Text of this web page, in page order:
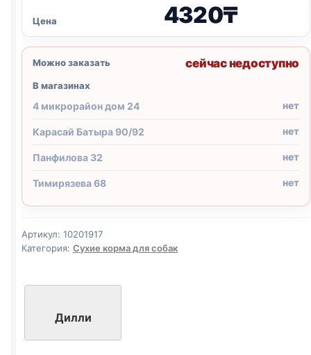
Цена 4320₸
Можно заказать сейчас недоступно
В магазинах
4 микрорайон дом 24 нет
Карасай Батыра 90/92 нет
Панфилова 32 нет
Тимирязева 68 нет
Артикул: 10201917
Категория: Сухие корма для собак
Дилли